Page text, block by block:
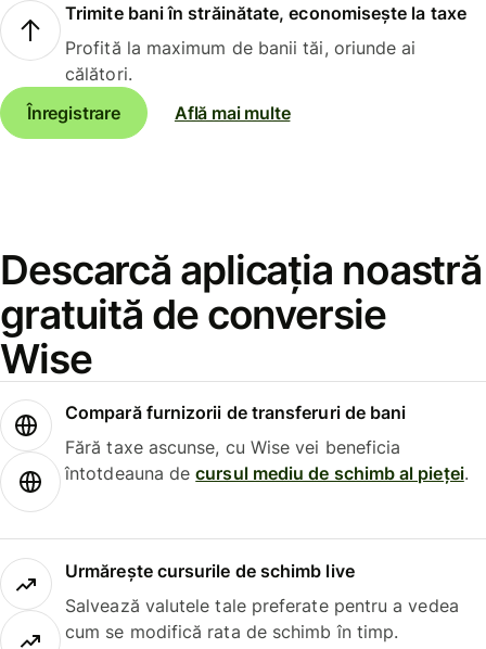
Trimite bani în străinătate, economisește la taxe
Profită la maximum de banii tăi, oriunde ai
călători.
Înregistrare
Află mai multe
Descarcă aplicația noastră
gratuită de conversie
Wise
Compară furnizorii de transferuri de bani
Fără taxe ascunse, cu Wise vei beneficia
întotdeauna decursul mediu de schimb al pieței.
Urmărește cursurile de schimb live
Salvează valutele tale preferate pentru a vedea
cum se modifică rata de schimb în timp.